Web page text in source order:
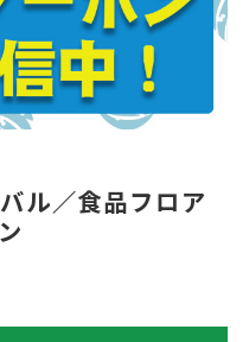
ル／食品フロア